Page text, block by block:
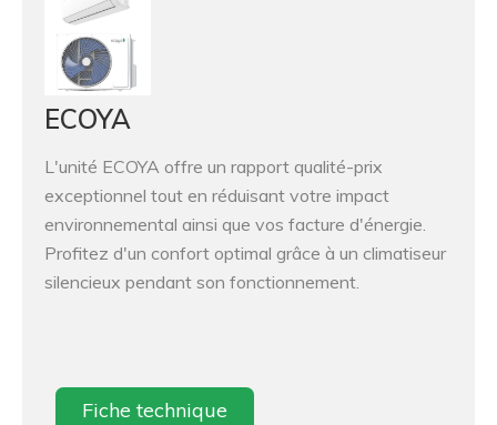
ECOYA
L'unité ECOYA offre un rapport qualité-prix
exceptionnel tout en réduisant votre impact
environnemental ainsi que vos facture d'énergie.
Profitez d'un confort optimal grâce à un climatiseur
silencieux pendant son fonctionnement.
Fiche technique